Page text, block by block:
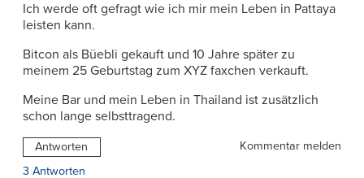
Ich werde oft gefragt wie ich mir mein Leben in Pattaya
leisten kann.
Bitcon als Büebli gekauft und 10 Jahre später zu
meinem 25 Geburtstag zum XYZ faxchen verkauft.
Meine Bar und mein Leben in Thailand ist zusätzlich
schon lange selbsttragend.
Antworten
Kommentar melden
3 Antworten